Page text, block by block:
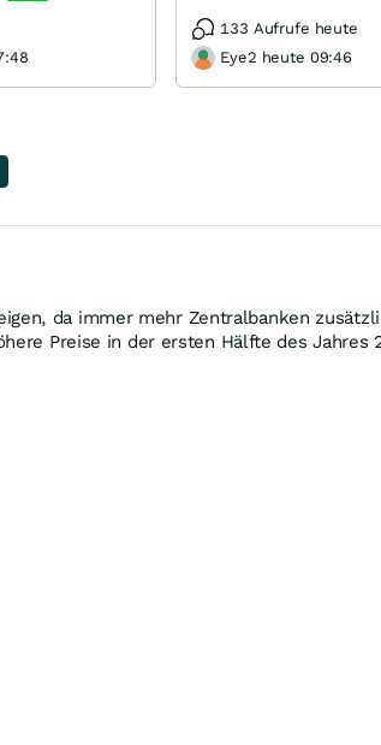
133 Aufrufe heute
Eye2 heute 09:46
da immer mehr Zentralbanken
Preise in der ersten Hälfte des Jahres